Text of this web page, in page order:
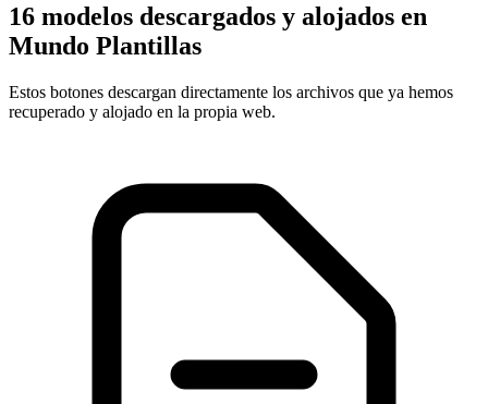
16 modelos descargados y alojados en
Mundo Plantillas
Estos botones descargan directamente los archivos que ya hemos
recuperado y alojado en la propia web.